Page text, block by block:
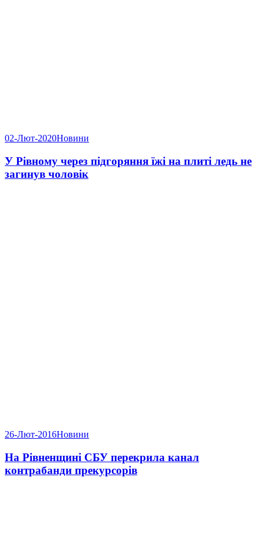
02-Лют-2020Новини
У Рівному через підгоряння їжі на плиті ледь не
загинув чоловік
26-Лют-2016Новини
На Рівненщині СБУ перекрила канал
контрабанди прекурсорів